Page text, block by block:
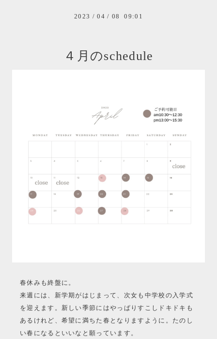
2023 /04 / 08 09:01
４月のschedule
春休みも終盤に。
来週には、新学期がはじまって、次女も中学校の入学式
を迎えます。新しい季節にはやっぱりすこしドキドキも
あるけれど、希望に満ちた春となりますように。たのし
い春になるといいなと願っています。